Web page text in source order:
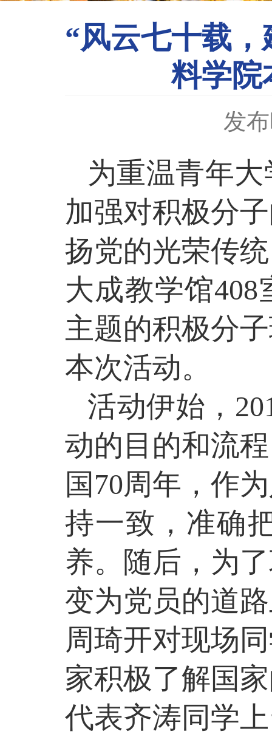
“风云七十载
料学院
发
为重温青年
加强对积极分
扬党的光荣传
大成教学馆408
主题的积极分
本次活动。
活动伊始，
动的目的和流
国 70周年，作
持一致，准确
养。随后，为
变为党员的道
周琦开对现场
家积极了解国
代表齐涛同学